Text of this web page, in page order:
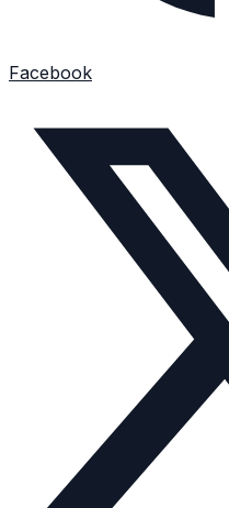
Facebook